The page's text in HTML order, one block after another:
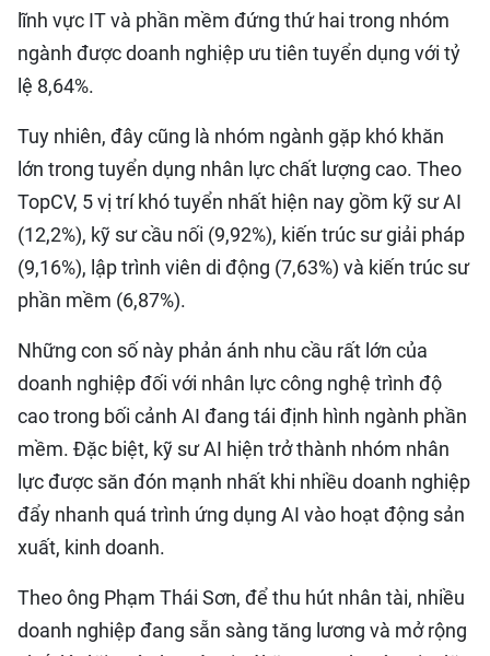
lĩnh vực IT và phần mềm đứng thứ hai trong nhóm
ngành được doanh nghiệp ưu tiên tuyển dụng với tỷ
lệ 8,64%.
Tuy nhiên, đây cũng là nhóm ngành gặp khó khăn
lớn trong tuyển dụng nhân lực chất lượng cao. Theo
TopCV, 5 vị trí khó tuyển nhất hiện nay gồm kỹ sư AI
(12,2%), kỹ sư cầu nối (9,92%), kiến trúc sư giải pháp
(9,16%), lập trình viên di động (7,63%) và kiến trúc sư
phần mềm (6,87%).
Những con số này phản ánh nhu cầu rất lớn của
doanh nghiệp đối với nhân lực công nghệ trình độ
cao trong bối cảnh AI đang tái định hình ngành phần
mềm. Đặc biệt, kỹ sư AI hiện trở thành nhóm nhân
lực được săn đón mạnh nhất khi nhiều doanh nghiệp
đẩy nhanh quá trình ứng dụng AI vào hoạt động sản
xuất, kinh doanh.
Theo ông Phạm Thái Sơn, để thu hút nhân tài, nhiều
doanh nghiệp đang sẵn sàng tăng lương và mở rộng